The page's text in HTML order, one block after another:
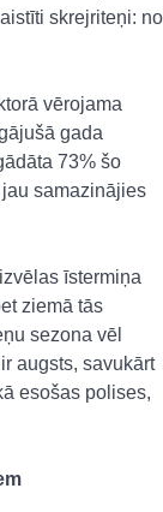
skrejriteņi: no
vērojama
gada
73% šo
samazinājies
īstermiņa
ziemā tās
sezona vēl
augsts, savukārt
esošas polises,